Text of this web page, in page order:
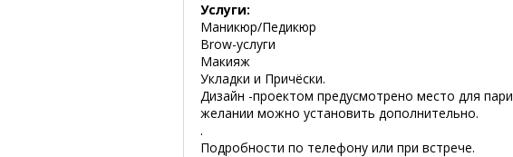
Услуги:
Маникюр/Педикюр
Brow-услуги
Макияж
Укладки и Причёски.
Дизайн -проектом предусмотрено место для
желании можно установить дополнительно.
.
Подробности по телефону или при встрече.